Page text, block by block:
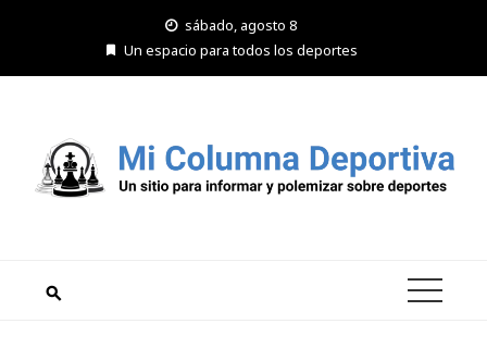
sábado, agosto 8
Un espacio para todos los deportes